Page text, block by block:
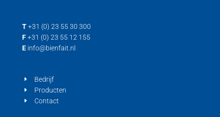
T +31 (0) 23 55 30 300
F +31 (0) 23 55 12 155
E info@bienfait.nl
Bedrijf
Producten
Contact